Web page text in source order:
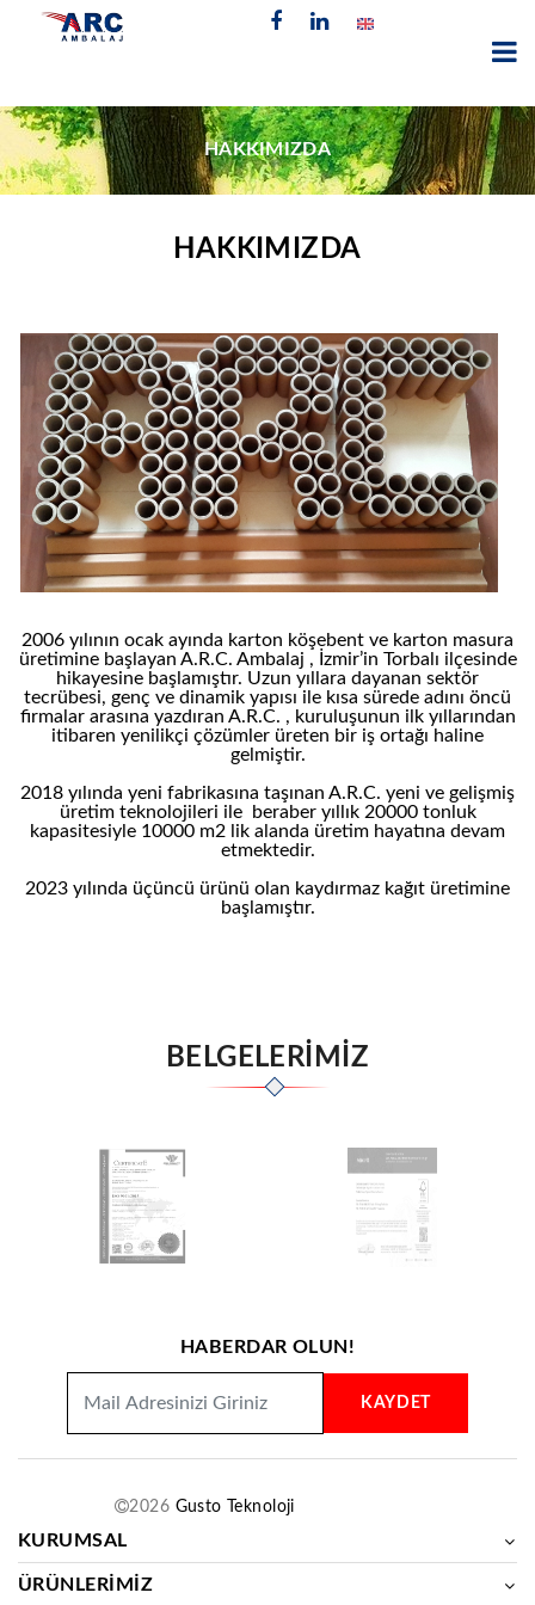
HAKKIMIZDA
HAKKIMIZDA
2006 yılının ocak ayında karton köşebent ve karton masura
üretimine başlayan A.R.C. Ambalaj , İzmir’in Torbalı ilçesinde
hikayesine başlamıştır. Uzun yıllara dayanan sektör
tecrübesi, genç ve dinamik yapısı ile kısa sürede adını öncü
firmalar arasına yazdıran A.R.C. , kuruluşunun ilk yıllarından
itibaren yenilikçi çözümler üreten bir iş ortağı haline
gelmiştir.
2018 yılında yeni fabrikasına taşınan A.R.C. yeni ve gelişmiş
üretim teknolojileri ile beraber yıllık 20000 tonluk
kapasitesiyle 10000 m2 lik alanda üretim hayatına devam
etmektedir.
2023 yılında üçüncü ürünü olan kaydırmaz kağıt üretimine
başlamıştır.
BELGELERİMİZ
HABERDAR OLUN!
KAYDET
2026 Gusto Teknoloji
KURUMSAL
ÜRÜNLERİMİZ